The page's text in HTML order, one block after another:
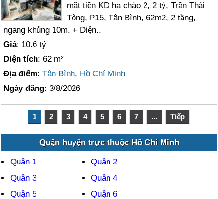
mặt tiền KD hạ chào 2, 2 tỷ, Trần Thái
Tông, P15, Tân Bình, 62m2, 2 tầng,
ngang khủng 10m. + Diện..
Giá: 10.6 tỷ
Diện tích: 62 m²
Địa điểm:Tân Bình, Hồ Chí Minh
Ngày đăng: 3/8/2026
1 2 3 4 5 6 7 ... Tiếp
Quận huyện trực thuộc Hồ Chí Minh
Quận 1
Quận 2
Quận 3
Quận 4
Quận 5
Quận 6